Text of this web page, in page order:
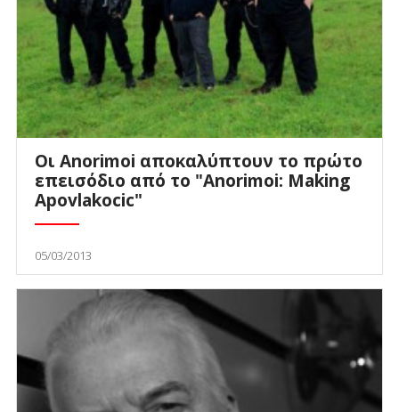
Οι Anorimoi αποκαλύπτουν το πρώτο
επεισόδιο από το "Anorimoi: Making
Apovlakocic"
05/03/2013